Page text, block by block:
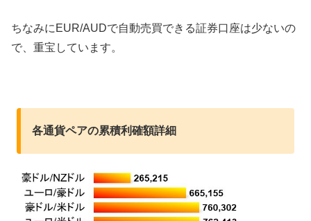
ちなみにEUR/AUDで自動売買できる証券口座は少ないの
で、重宝しています。
各通貨ペアの累積利確額詳細